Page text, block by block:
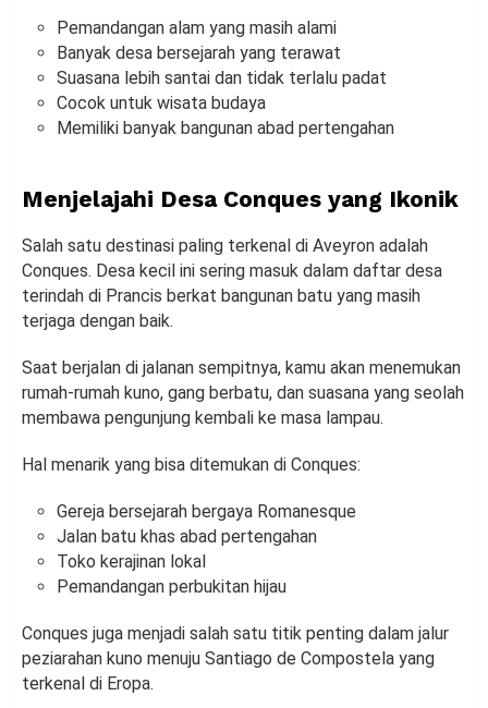
Pemandangan alam yang masih alami
Banyak desa bersejarah yang terawat
Suasana lebih santai dan tidak terlalu padat
Cocok untuk wisata budaya
Memiliki banyak bangunan abad pertengahan
Menjelajahi Desa Conques yang Ikonik
Salah satu destinasi paling terkenal di Aveyron adalah
Conques. Desa kecil ini sering masuk dalam daftar desa
terindah di Prancis berkat bangunan batu yang masih
terjaga dengan baik.
Saat berjalan di jalanan sempitnya, kamu akan menemukan
rumah-rumah kuno, gang berbatu, dan suasana yang seolah
membawa pengunjung kembali ke masa lampau.
Hal menarik yang bisa ditemukan di Conques:
Gereja bersejarah bergaya Romanesque
Jalan batu khas abad pertengahan
Toko kerajinan lokal
Pemandangan perbukitan hijau
Conques juga menjadi salah satu titik penting dalam jalur
peziarahan kuno menuju Santiago de Compostela yang
terkenal di Eropa.